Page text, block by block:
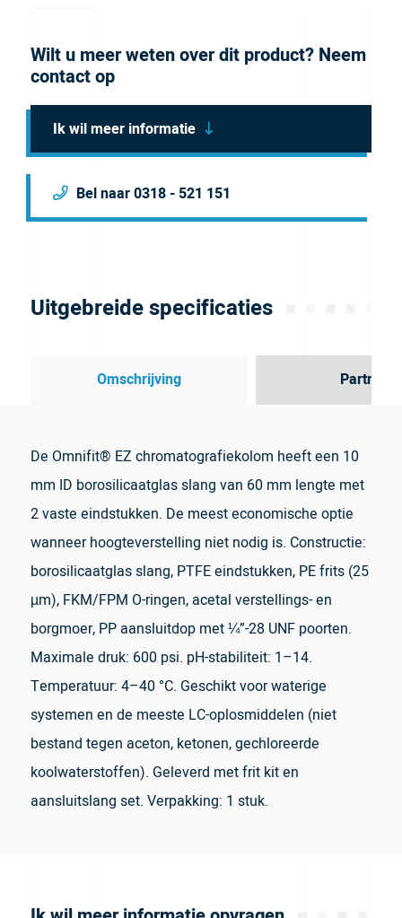
Wilt u meer weten over dit product? Neem
contact op
Ik wil meer informatie
Bel naar 0318 - 521 151
Uitgebreide specificaties
Omschrijving Partner
De Omnifit® EZ chromatografiekolom heeft een 10
mm ID borosilicaatglas slang van 60 mm lengte met
2 vaste eindstukken. De meest economische optie
wanneer hoogteverstelling niet nodig is. Constructie:
borosilicaatglas slang, PTFE eindstukken, PE frits (25
µm), FKM/FPM O-ringen, acetal verstellings- en
borgmoer, PP aansluitdop met ¼”-28 UNF poorten.
Maximale druk: 600 psi. pH-stabiliteit: 1–14.
Temperatuur: 4–40 °C. Geschikt voor waterige
systemen en de meeste LC-oplosmiddelen (niet
bestand tegen aceton, ketonen, gechloreerde
koolwaterstoffen). Geleverd met frit kit en
aansluitslang set. Verpakking: 1 stuk.